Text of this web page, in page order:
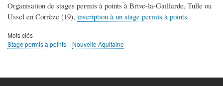
Organisation de stages permis à points à Brive-la-Gaillarde, Tulle ou
Ussel en Corrèze (19), inscription à un stage permis à points.
Mots clés
Stage permis à points
Nouvelle Aquitaine